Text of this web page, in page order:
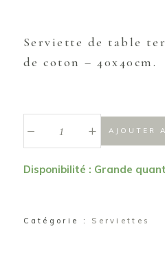
Serviette de table
de coton – 40x40cm.
coton
+ AJOUTER
Disponibilité : Grande
Catégorie : Serviettes